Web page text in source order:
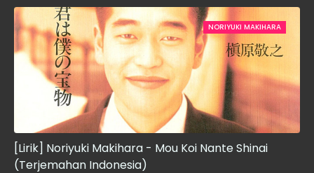
NORIYUKI MAKIHARA
[Lirik] Noriyuki Makihara - Mou Koi Nante Shinai
(Terjemahan Indonesia)